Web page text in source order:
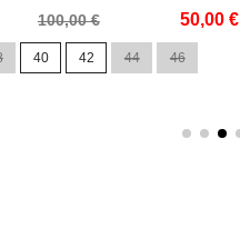
100,00 € 50,00 €
40 42 44 46